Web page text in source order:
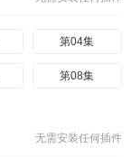
第04集
第08集
无需安装任何插件